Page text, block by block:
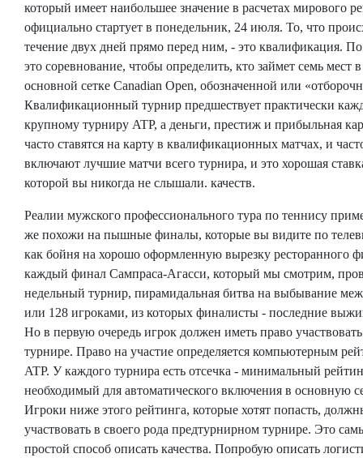
который имеет наибольшее значение в расчетах мирового
официально стартует в понедельник, 24 июля. То, что
течение двух дней прямо перед ним, - это квалификация.
это соревнование, чтобы определить, кто займет семь мест в
основной сетке Canadian Open, обозначенной или
Квалификационный турнир предшествует практически
крупному турниру ATP, а деньги, престиж и прибыльная
часто ставятся на карту в квалификационных матчах, и
включают лучшие матчи всего турнира, и это хорошая
которой вы никогда не слышали. качеств.
Реалии мужского профессионального тура по теннису
же похожи на пышные финалы, которые вы видите по
как бойня на хорошо оформленную вырезку ресторанного
каждый финал Сампраса-Агасси, который мы смотрим,
недельный турнир, пирамидальная битва на выбывание
или 128 игроками, из которых финалисты - последние
Но в первую очередь игрок должен иметь право
турнире. Право на участие определяется компьютерным
ATP. У каждого турнира есть отсечка - минимальный
необходимый для автоматического включения в основную
Игроки ниже этого рейтинга, которые хотят попасть,
участвовать в своего рода предтурнирном турнире. Это
простой способ описать качества. Попробую описать